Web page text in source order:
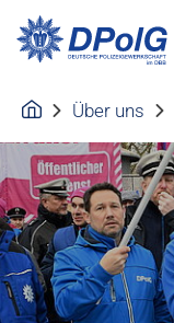
Über uns